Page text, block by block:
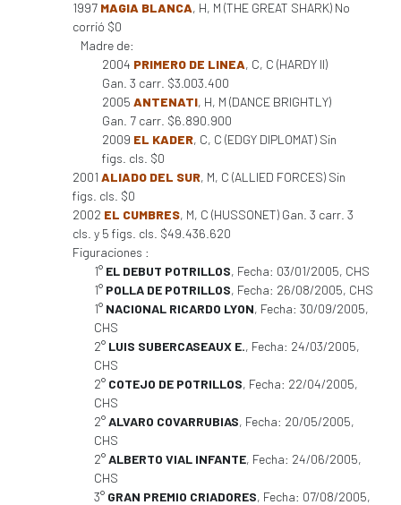
1997 MAGIA BLANCA, H, M (THE GREAT SHARK) No
corrió $0
Madre de:
2004 PRIMERO DE LINEA, C, C (HARDY II)
Gan. 3 carr. $3.003.400
2005 ANTENATI, H, M (DANCE BRIGHTLY)
Gan. 7 carr. $6.890.900
2009 EL KADER, C, C (EDGY DIPLOMAT) Sin
figs. cls. $0
2001 ALIADO DEL SUR, M, C (ALLIED FORCES) Sin
figs. cls. $0
2002 EL CUMBRES, M, C (HUSSONET) Gan. 3 carr. 3
cls. y 5 figs. cls. $49.436.620
Figuraciones :
1° EL DEBUT POTRILLOS, Fecha: 03/01/2005, CHS
1° POLLA DE POTRILLOS, Fecha: 26/08/2005, CHS
1° NACIONAL RICARDO LYON, Fecha: 30/09/2005,
CHS
2° LUIS SUBERCASEAUX E., Fecha: 24/03/2005,
CHS
2° COTEJO DE POTRILLOS, Fecha: 22/04/2005,
CHS
2°ALVARO COVARRUBIAS, Fecha: 20/05/2005,
CHS
2°ALBERTO VIAL INFANTE, Fecha: 24/06/2005,
CHS
3° GRAN PREMIO CRIADORES, Fecha: 07/08/2005,